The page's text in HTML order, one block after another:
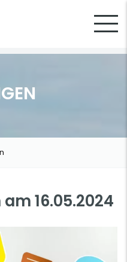
16.05.2024